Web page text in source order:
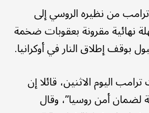
من نظيره الروسي إلى
نهائية مقرونة بعقوبات ضخمة
بوقف إطلاق النار في أوكرانيا.
اليوم الاثنين، قائلا إن
لضمان أمن روسيا”، وقال